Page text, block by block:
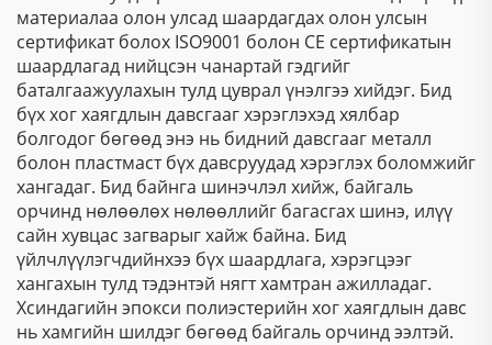
материалаа олон улсад шаардагдах олон улсын
сертификат болох ISO9001 болон CE сертификатын
шаардлагад нийцсэн чанартай гэдгийг
баталгаажуулахын тулд цуврал үнэлгээ хийдэг. Бид
бүх хог хаягдлын давсгааг хэрэглэхэд хялбар
болгодог бөгөөд энэ нь бидний давсгааг металл
болон пластмаст бүх давсруудад хэрэглэх боломжийг
хангадаг. Бид байнга шинэчлэл хийж, байгаль
орчинд нөлөөлөх нөлөөллийг багасгах шинэ, илүү
сайн хувцас загварыг хайж байна. Бид
үйлчлүүлэгчдийнхээ бүх шаардлага, хэрэгцээг
хангахын тулд тэдэнтэй нягт хамтран ажилладаг.
Хсиндагийн эпокси полиэстерийн хог хаягдлын давс
нь хамгийн шилдэг бөгөөд байгаль орчинд ээлтэй.